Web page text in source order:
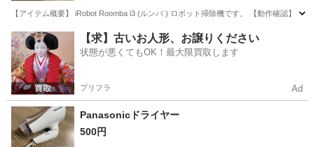
【アイテム概要】 iRobot Roomba i3 (ルンバ ) ロボット掃除機です。 【動作確認】
神奈川 大口駅 生活家電
【求】古いお人形、お譲りください
状態が悪くてもOK！最大限買取します
プリフラ Ad
Panasonicドライヤー
500円